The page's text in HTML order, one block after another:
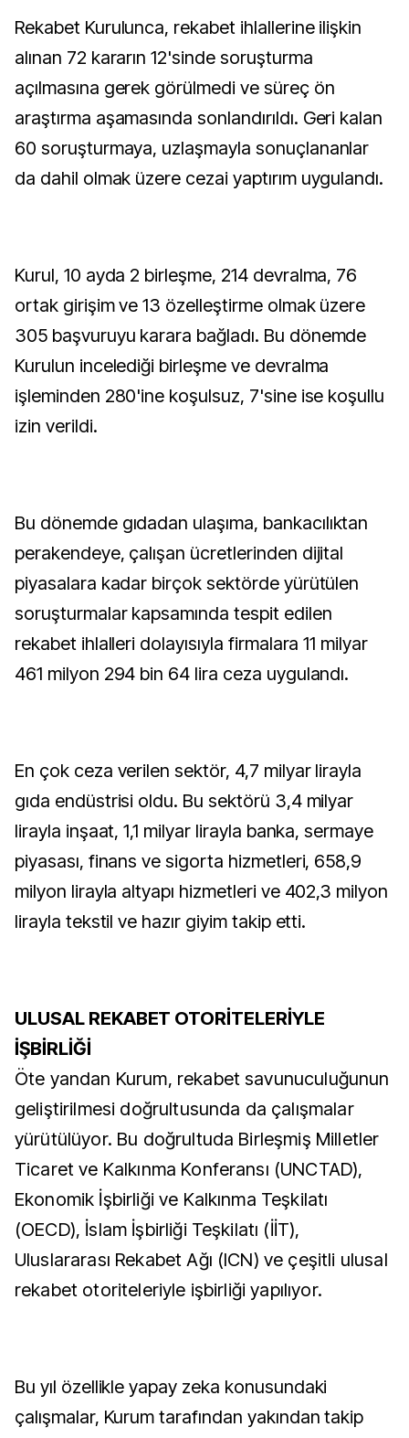
Rekabet Kurulunca, rekabet ihlallerine ilişkin
alınan 72 kararın 12'sinde soruşturma
açılmasına gerek görülmedi ve süreç ön
araştırma aşamasında sonlandırıldı. Geri kalan
60 soruşturmaya, uzlaşmayla sonuçlananlar
da dahil olmak üzere cezai yaptırım uygulandı.
Kurul, 10 ayda 2 birleşme, 214 devralma, 76
ortak girişim ve 13 özelleştirme olmak üzere
305 başvuruyu karara bağladı. Bu dönemde
Kurulun incelediği birleşme ve devralma
işleminden 280'ine koşulsuz, 7'sine ise koşullu
izin verildi.
Bu dönemde gıdadan ulaşıma, bankacılıktan
perakendeye, çalışan ücretlerinden dijital
piyasalara kadar birçok sektörde yürütülen
soruşturmalar kapsamında tespit edilen
rekabet ihlalleri dolayısıyla firmalara 11 milyar
461 milyon 294 bin 64 lira ceza uygulandı.
En çok ceza verilen sektör, 4,7 milyar lirayla
gıda endüstrisi oldu. Bu sektörü 3,4 milyar
lirayla inşaat, 1,1 milyar lirayla banka, sermaye
piyasası, finans ve sigorta hizmetleri, 658,9
milyon lirayla altyapı hizmetleri ve 402,3 milyon
lirayla tekstil ve hazır giyim takip etti.
ULUSAL REKABET OTORİTELERİYLE
İŞBİRLİĞİ
Öte yandan Kurum, rekabet savunuculuğunun
geliştirilmesi doğrultusunda da çalışmalar
yürütülüyor. Bu doğrultuda Birleşmiş Milletler
Ticaret ve Kalkınma Konferansı (UNCTAD),
Ekonomik İşbirliği ve Kalkınma Teşkilatı
(OECD), İslam İşbirliği Teşkilatı (İİT),
Uluslararası Rekabet Ağı (ICN) ve çeşitli ulusal
rekabet otoriteleriyle işbirliği yapılıyor.
Bu yıl özellikle yapay zeka konusundaki
çalışmalar, Kurum tarafından yakından takip